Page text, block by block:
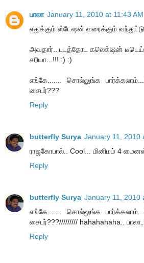
பாலா January 11, 2010 at 11:43 AM
எதுக்கும் ஸ்டேஷன் வரைக்கும்
அவதார்.. படத்தோட கலெக்‌ஷன்
சரியா...!!! :) :)
எங்கே....... சொல்லுங்க
சைபர்???
Reply
butterfly Surya January 11, 2010
ராஜகோபால்.. Cool... மினிமம் 4
Reply
butterfly Surya January 11, 2010
எங்கே....... சொல்லுங்க
சைபர்???///////// hahahahaha.. பாலா,
Reply